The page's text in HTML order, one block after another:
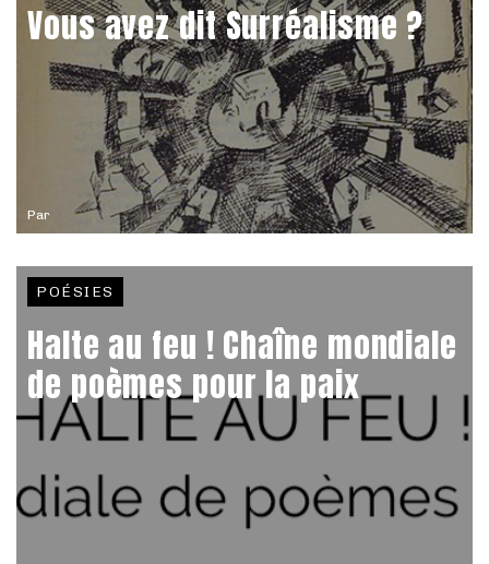
Par
Vous avez dit Surréalisme ?
POÉSIES
Halte au feu ! Chaîne mondiale
de poèmes pour la paix